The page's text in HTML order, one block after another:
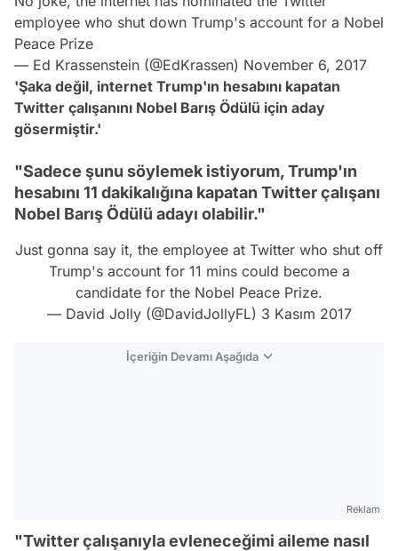
employee who shut down Trump's account for a Nobel
Peace Prize
— Ed Krassenstein (@EdKrassen) November 6, 2017
'Şaka değil, internet Trump'ın hesabını kapatan
Twitter çalışanını Nobel Barış Ödülü için aday
gösermiştir.'
"Sadece şunu söylemek istiyorum, Trump'ın
hesabını 11 dakikalığına kapatan Twitter çalışanı
Nobel Barış Ödülü adayı olabilir."
Just gonna say it, the employee at Twitter who shut off
Trump's account for 11 mins could become a
candidate for the Nobel Peace Prize.
— David Jolly (@DavidJollyFL) 3 Kasım 2017
İçeriğin Devamı Aşağıda
Reklam
"Twitter çalışanıyla evleneceğimi aileme nasıl